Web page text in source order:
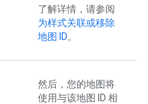
了解详情，请参阅
为样式关联或移除
地图 ID。
然后，您的地图将
使用与该地图 ID 相